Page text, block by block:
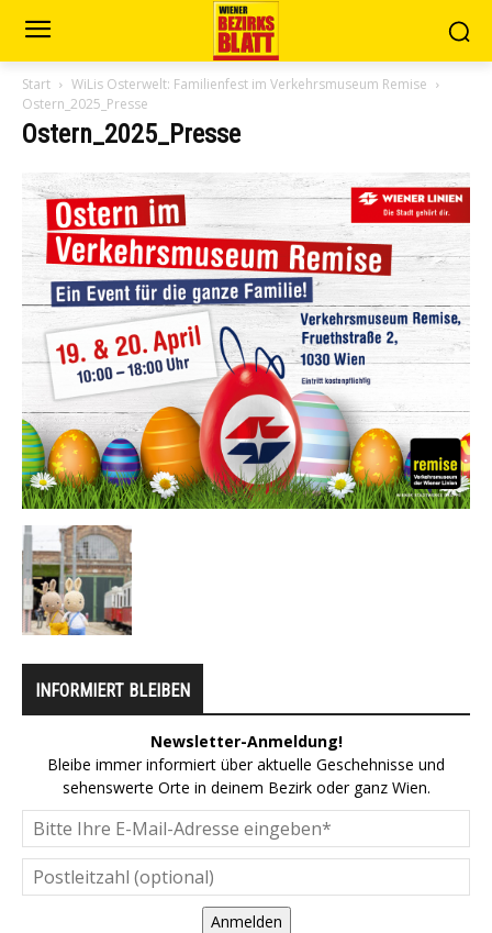
Start
WiLis Osterwelt: Familienfest im Verkehrsmuseum Remise
Ostern_2025_Presse
Ostern_2025_Presse
INFORMIERT BLEIBEN
Newsletter-Anmeldung!
Bleibe immer informiert über aktuelle Geschehnisse und
sehenswerte Orte in deinem Bezirk oder ganz Wien.
Anmelden